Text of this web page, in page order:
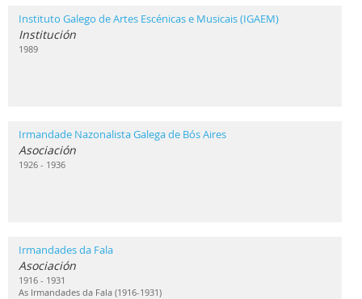
Instituto Galego de Artes Escénicas e Musicais (IGAEM)
Institución
1989
Irmandade Nazonalista Galega de Bós Aires
Asociación
1926 - 1936
Irmandades da Fala
Asociación
1916 - 1931
As Irmandades da Fala (1916-1931)